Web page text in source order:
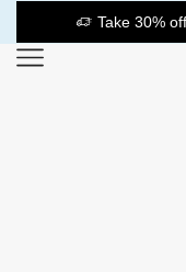
Take 30%